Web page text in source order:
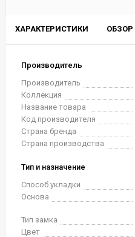
ХАРАКТЕРИСТИКИ ОБЗОР
Производитель
Производитель
Коллекция
Название товара
Код производителя
Страна бренда
Страна производства
Тип и назначение
Способ укладки
Основа
Тип замка
Цвет